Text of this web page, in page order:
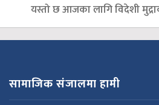
यस्तो छ आजका लागि विदेशी मुद्राको
सामाजिक संजालमा हामी